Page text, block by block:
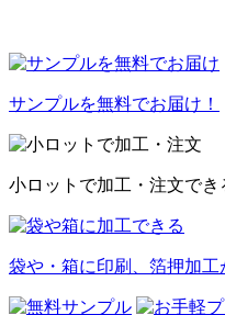
サンプルを無料でお届け！
小ロットで加工・注文でき
袋や・箱に印刷、箔押加工